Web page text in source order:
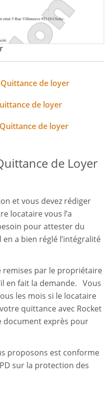
de loyer
de loyer
de loyer
de Loyer
et vous devez rédiger
locataire vous l’a
pour attester du
a bien réglé l’intégralité
remises par le propriétaire
en fait la demande. Vous
les mois si le locataire
quittance avec Rocket
document exprès pour
proposons est conforme
sur la protection des